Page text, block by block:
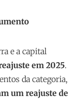
e a capital
em 2025.
da categoria,
um reajuste de